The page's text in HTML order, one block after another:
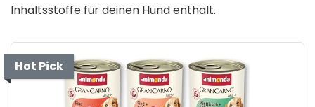
Inhaltsstoffe für deinen Hund enthält.
Hot Pick